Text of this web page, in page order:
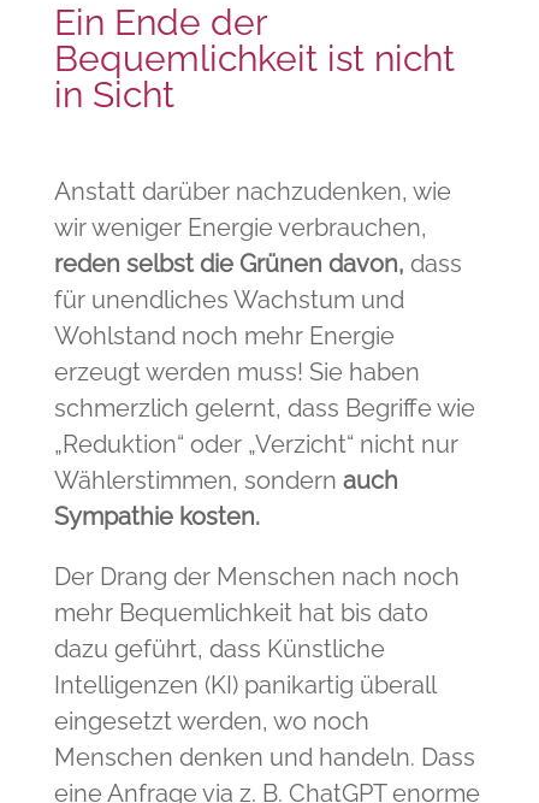
Ein Ende der
Bequemlichkeit ist nicht
in Sicht
Anstatt darüber nachzudenken, wie
wir weniger Energie verbrauchen,
reden selbst die Grünen davon, dass
für unendliches Wachstum und
Wohlstand noch mehr Energie
erzeugt werden muss! Sie haben
schmerzlich gelernt, dass Begriffe wie
„Reduktion“ oder „Verzicht“ nicht nur
Wählerstimmen, sondern auch
Sympathie kosten.
Der Drang der Menschen nach noch
mehr Bequemlichkeit hat bis dato
dazu geführt, dass Künstliche
Intelligenzen (KI) panikartig überall
eingesetzt werden, wo noch
Menschen denken und handeln. Dass
eine Anfrage via z. B. ChatGPT enorme